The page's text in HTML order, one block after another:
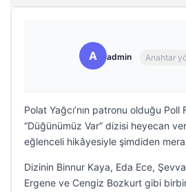
A admin Anahtar
Polat Yağcı’nın patronu olduğu Poll
“Düğünümüz Var” dizisi heyecan
eğlenceli hikâyesiyle şimdiden
Dizinin Binnur Kaya, Eda Ece,
Ergene ve Cengiz Bozkurt gibi